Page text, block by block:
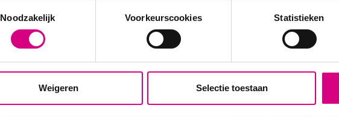
Noodzakelijk Voorkeurscookies Statistieken
Weigeren Selectie toestaan